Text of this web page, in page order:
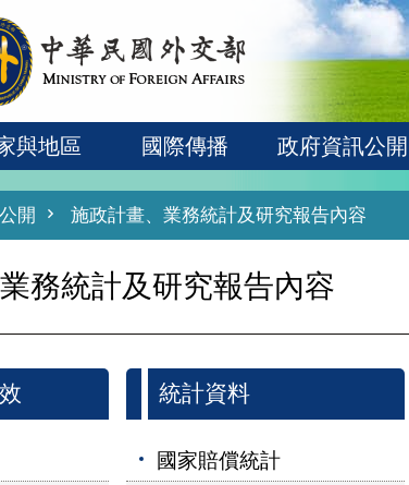
與地區 國際傳播 政府資訊公開
開 施政計畫、業務統計及研究報告內容
務統計及研究報告內容
統計資料
國家賠償統計